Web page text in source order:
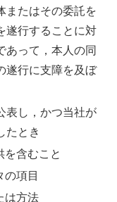
またはその委託を
遂行することに対
あって，本人の同
遂行に支障を及ぼ
表し，かつ当社が
たとき
を含むこと
の項目
は方法